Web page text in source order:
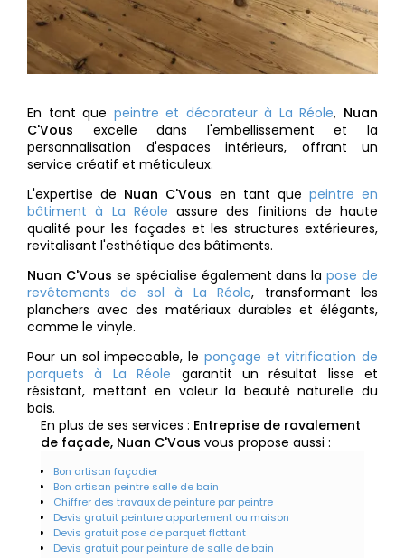
En tant que peintre et décorateur à La Réole, Nuan
C'Vous excelle dans l'embellissement et la
personnalisation d'espaces intérieurs, offrant un
service créatif et méticuleux.
L'expertise de Nuan C'Vous en tant que peintre en
bâtiment à La Réole assure des finitions de haute
qualité pour les façades et les structures extérieures,
revitalisant l'esthétique des bâtiments.
Nuan C'Vous se spécialise également dans lapose de
revêtements de sol à La Réole, transformant les
planchers avec des matériaux durables et élégants,
comme le vinyle.
Pour un sol impeccable, le ponçage et vitrification de
parquets à La Réole garantit un résultat lisse et
résistant, mettant en valeur la beauté naturelle du
bois.
En plus de ses services : Entreprise de ravalement
de façade, Nuan C'Vous vous propose aussi :
Bon artisan façadier
Bon artisan peintre salle de bain
Chiffrer des travaux de peinture par peintre
Devis gratuit peinture appartement ou maison
Devis gratuit pose de parquet flottant
Devis gratuit pour peinture de salle de bain